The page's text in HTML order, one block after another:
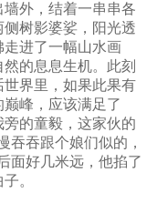
外，结着一串串各
树影婆娑，阳光透
进了一幅山水画
的息息生机。此刻
界里，如果此果有
峰，应该满足了
的童毅，这家伙的
吞吞跟个娘们似的，
面好几米远，他掐了
。